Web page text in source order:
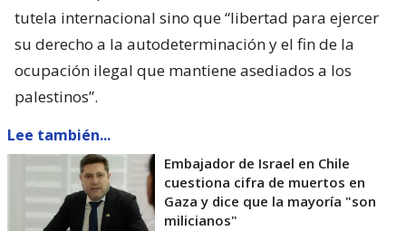
tutela internacional sino que “libertad para ejercer
su derecho a la autodeterminación y el fin de la
ocupación ilegal que mantiene asediados a los
palestinos”.
Lee también...
Embajador de Israel en Chile
cuestiona cifra de muertos en
Gaza y dice que la mayoría "son
milicianos"